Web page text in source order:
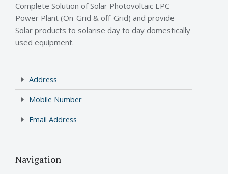
Complete Solution of Solar Photovoltaic EPC
Power Plant (On-Grid & off-Grid) and provide
Solar products to solarise day to day domestically
used equipment.
Address
Mobile Number
Email Address
Navigation